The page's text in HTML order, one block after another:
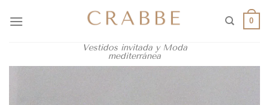
Vestidos invitada y Moda
mediterránea
0